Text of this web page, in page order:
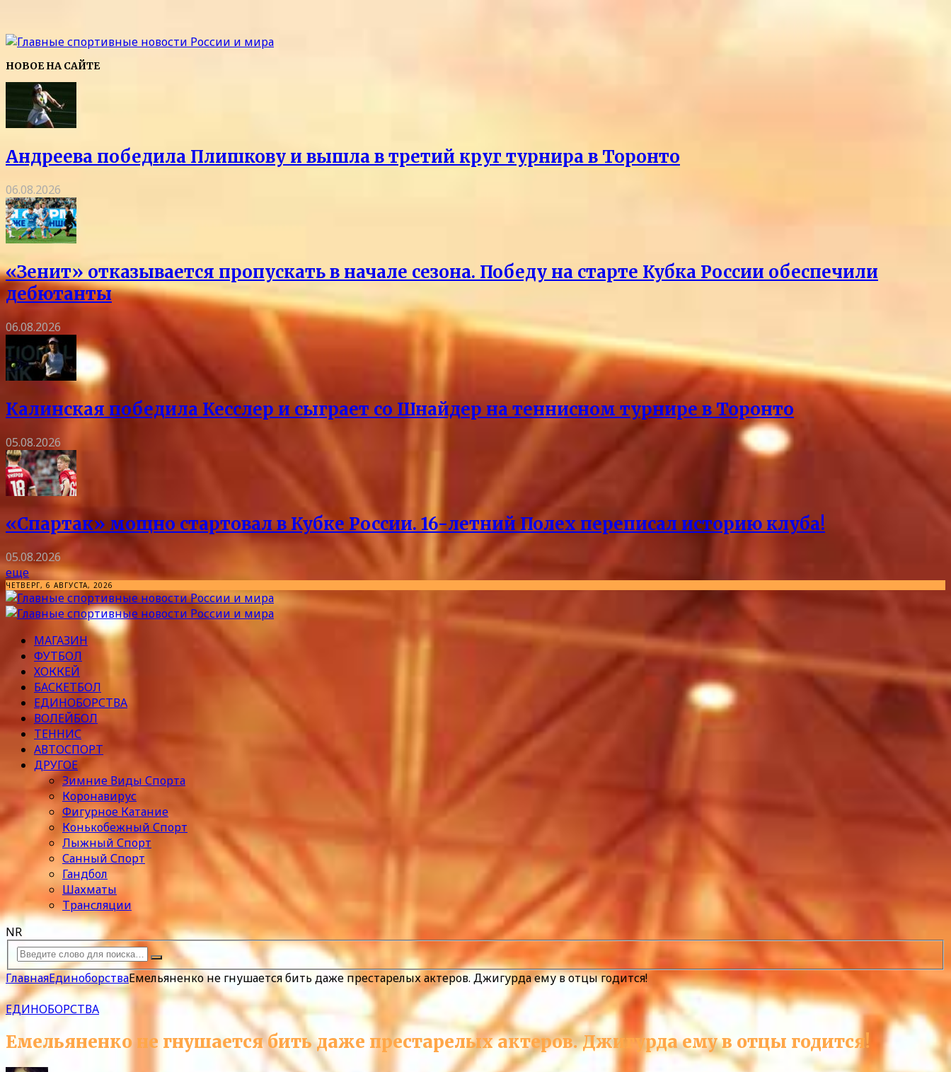
НОВОЕ НА САЙТЕ
Андреева победила Плишкову и вышла в третий круг турнира в Торонто
06.08.2026
«Зенит» отказывается пропускать в начале сезона. Победу на старте Кубка России обеспечили
дебютанты
06.08.2026
Калинская победила Кесслер и сыграет со Шнайдер на теннисном турнире в Торонто
05.08.2026
«Спартак» мощно стартовал в Кубке России. 16-летний Полех переписал историю клуба!
05.08.2026
еще
ЧЕТВЕРГ, 6 АВГУСТА, 2026
МАГАЗИН
ФУТБОЛ
ХОККЕЙ
БАСКЕТБОЛ
ЕДИНОБОРСТВА
ВОЛЕЙБОЛ
ТЕННИС
АВТОСПОРТ
ДРУГОЕ
Зимние Виды Спорта
Коронавирус
Фигурное Катание
Конькобежный Спорт
Лыжный Спорт
Санный Спорт
Гандбол
Шахматы
Трансляции
NR
ГлавнаяЕдиноборстваЕмельяненко не гнушается бить даже престарелых актеров. Джигурда ему в отцы годится!
ЕДИНОБОРСТВА
Емельяненко не гнушается бить даже престарелых актеров. Джигурда ему в отцы годится!